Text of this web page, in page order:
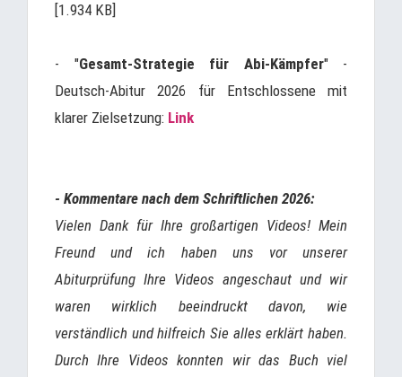
[1.934 KB]
- "Gesamt-Strategie für Abi-Kämpfer" -
Deutsch-Abitur 2026 für Entschlossene mit
klarer Zielsetzung: Link
- Kommentare nach dem Schriftlichen 2026:
Vielen Dank für Ihre großartigen Videos! Mein
Freund und ich haben uns vor unserer
Abiturprüfung Ihre Videos angeschaut und wir
waren wirklich beeindruckt davon, wie
verständlich und hilfreich Sie alles erklärt haben.
Durch Ihre Videos konnten wir das Buch viel